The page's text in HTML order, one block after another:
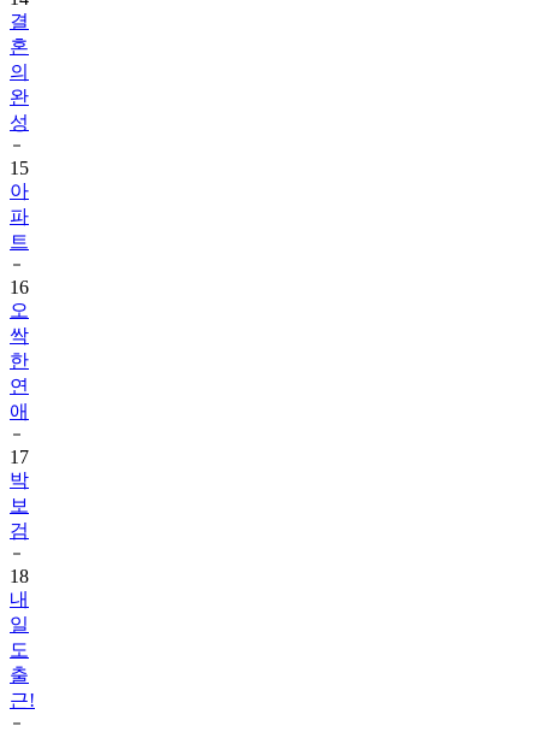
결
혼
의
완
성
15
아
파
트
16
오
싹
한
연
애
17
박
보
검
18
내
일
도
출
근!